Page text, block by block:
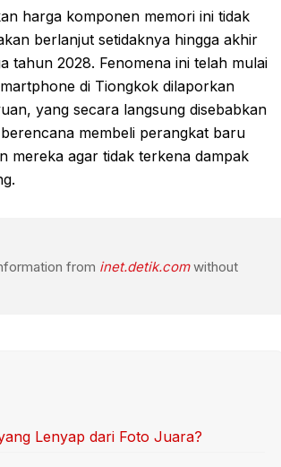
harga komponen memori ini tidak
berlanjut setidaknya hingga akhir
tahun 2028. Fenomena ini telah mulai
di Tiongkok dilaporkan
yang secara langsung disebabkan
membeli perangkat baru
mereka agar tidak terkena dampak
from inet.detik.comwithout
Lenyap dari Foto Juara?